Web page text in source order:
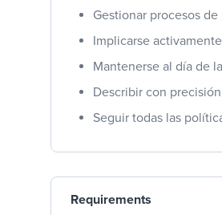
Gestionar procesos
Implicarse
Mantenerse al día de
Describir con
Seguir todas las
Requirements